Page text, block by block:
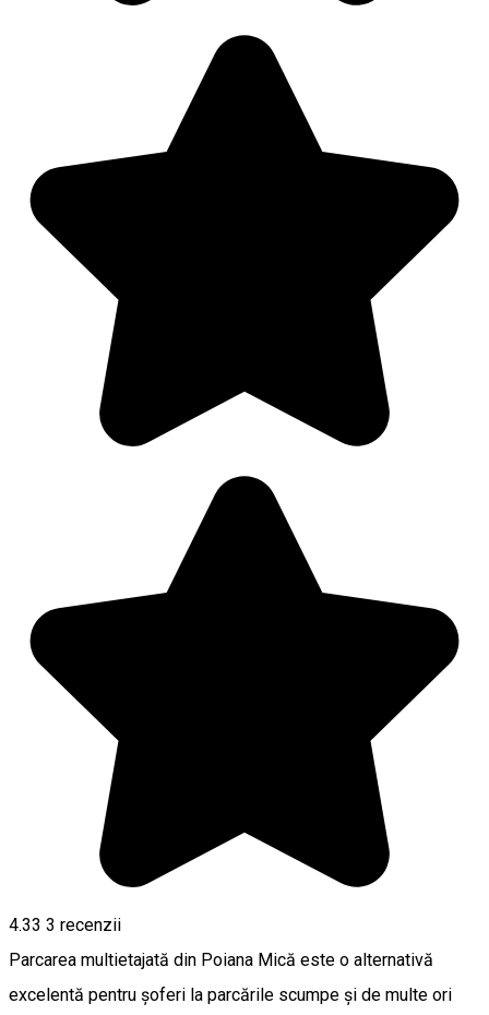
4.33 3 recenzii
Parcarea multietajată din Poiana Mică este o alternativă
excelentă pentru şoferi la parcările scumpe şi de multe ori